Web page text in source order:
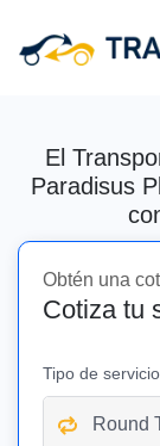
El
Paradisus
Obtén una
Cotiza tu
Tipo de servicio